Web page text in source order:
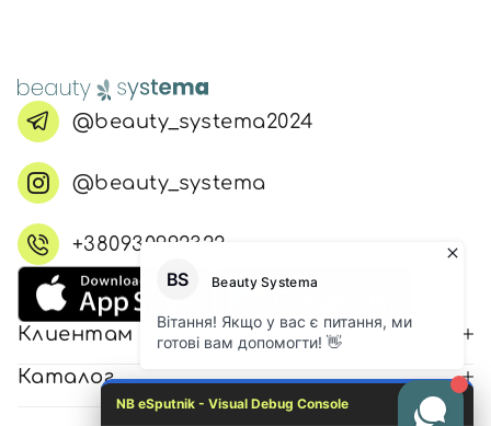
@beauty_systema2024
@beauty_systema
+380930992322
Клиентам
Каталог
NB eSputnik - Visual Debug Console